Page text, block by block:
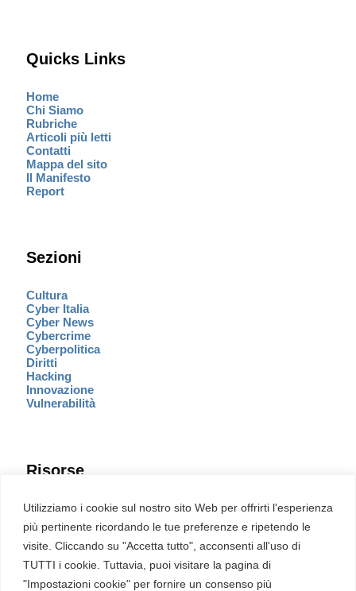
Utilizziamo i cookie sul nostro sito Web per offrirti l'esperienza
più pertinente ricordando le tue preferenze e ripetendo le
visite. Cliccando su "Accetta tutto", acconsenti all'uso di
TUTTI i cookie. Tuttavia, puoi visitare la pagina di
"Impostazioni cookie" per fornire un consenso più
Quicks Links
Home
Chi Siamo
Rubriche
Articoli più letti
Contatti
Mappa del sito
Il Manifesto
Report
Sezioni
Cultura
Cyber Italia
Cyber News
Cybercrime
Cyberpolitica
Diritti
Hacking
Innovazione
Vulnerabilità
Risorse
Eventi
Fumetto Cyber
Newsletter
Servizi
Pubblicità